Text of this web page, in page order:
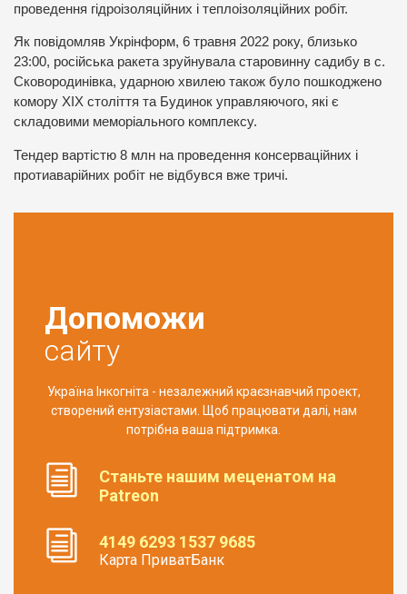
проведення гідроізоляційних і теплоізоляційних робіт.
Як повідомляв Укрінформ, 6 травня 2022 року, близько
23:00, російська ракета зруйнувала старовинну садибу в с.
Сковородинівка, ударною хвилею також було пошкоджено
комору ХІХ століття та Будинок управляючого, які є
складовими меморіального комплексу.
Тендер вартістю 8 млн на проведення консерваційних і
протиаварійних робіт не відбувся вже тричі.
Допоможи
сайту
Україна Інкогніта - незалежний краєзнавчий проект,
створений ентузіастами. Щоб працювати далі, нам
потрібна ваша підтримка.
Станьте нашим меценатом на
Patreon
4149 6293 1537 9685
Карта ПриватБанк